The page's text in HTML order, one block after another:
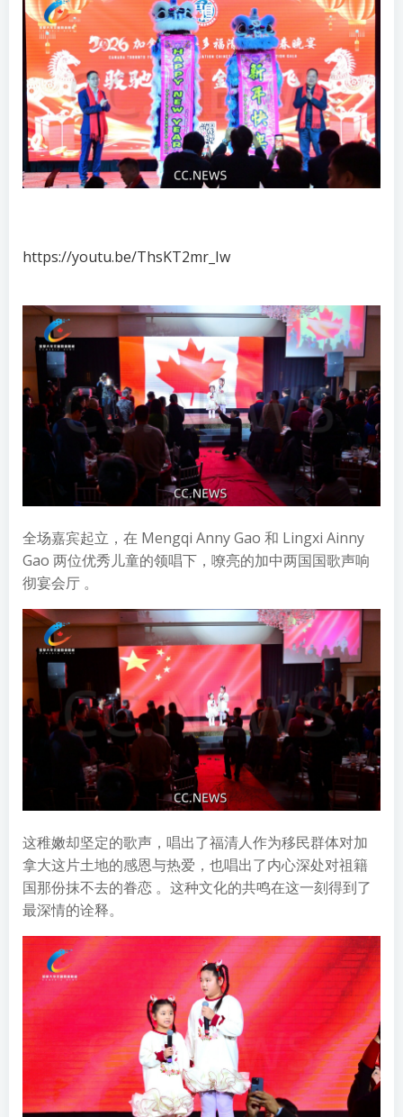
https://youtu.be/ThsKT2mr_Iw
全场嘉宾起立，在 Mengqi Anny Gao 和 Lingxi Ainny
Gao 两位优秀儿童的领唱下，嘹亮的加中两国国歌声响
彻宴会厅 。
这稚嫩却坚定的歌声，唱出了福清人作为移民群体对加
拿大这片土地的感恩与热爱，也唱出了内心深处对祖籍
国那份抹不去的眷恋 。这种文化的共鸣在这一刻得到了
最深情的诠释。